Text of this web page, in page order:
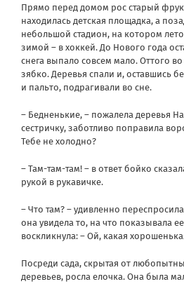
Прямо перед домом рос старый
находилась детская площадка, а
небольшой стадион, на котором
зимой – в хоккей. До Нового года
снега выпало совсем мало. Оттого
зябко. Деревья спали и, оставшись
и пальто, подрагивали во сне.
– Бедненькие, – пожалела деревья
сестричку, заботливо поправила
Тебе не холодно?
– Там-там-там! – в ответ бойко
рукой в рукавичке.
– Что там? – удивленно
она увидела то, на что показывала
воскликнула: – Ой, какая
Посреди сада, скрытая от
деревьев, росла елочка. Она была